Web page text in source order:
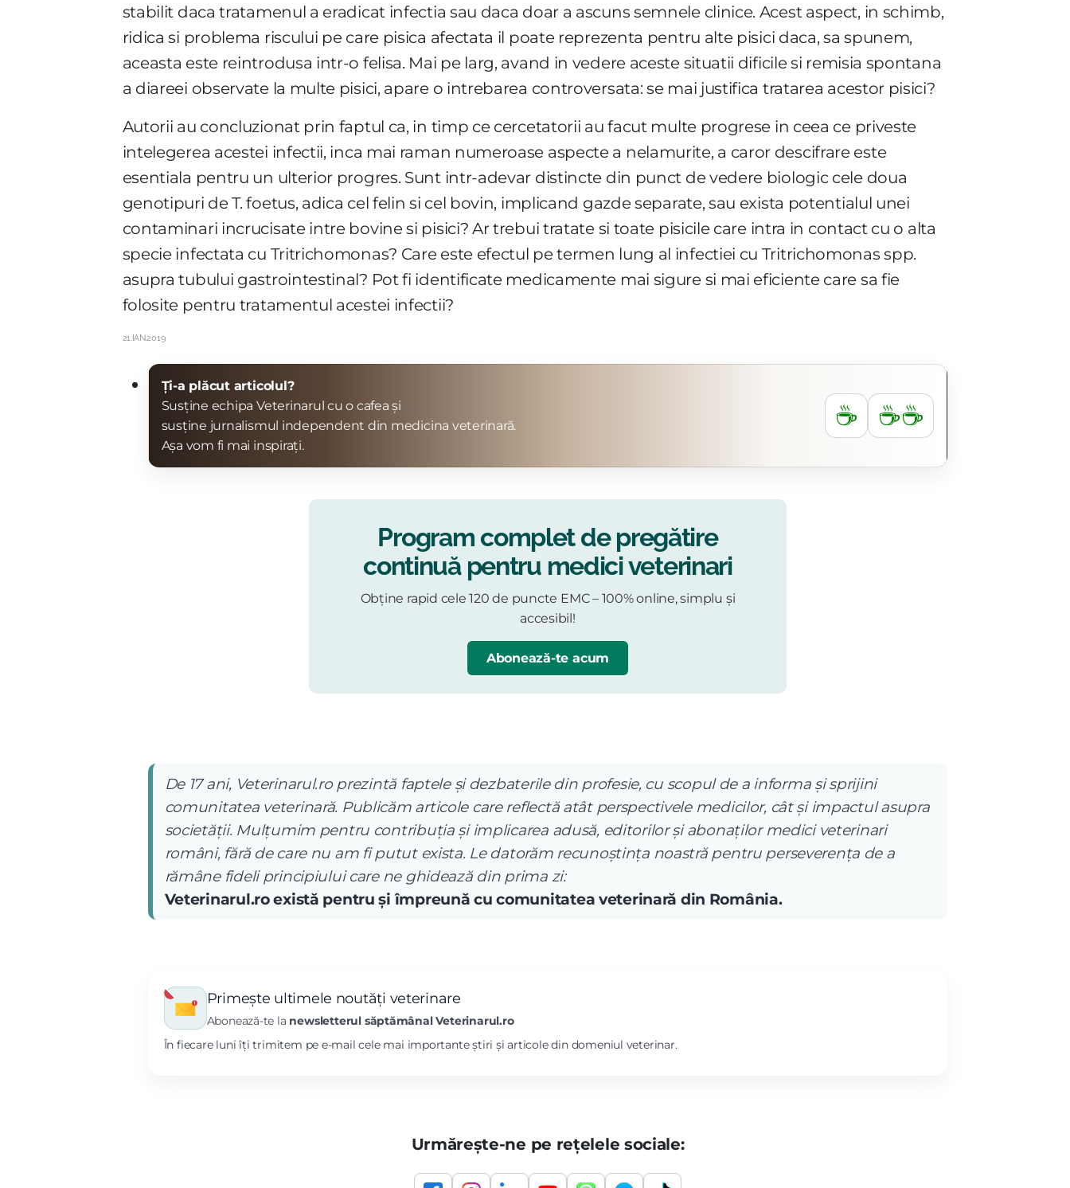
stabilit daca tratamenul a eradicat infectia sau daca doar a ascuns semnele clinice. Acest aspect, in schimb,
ridica si problema riscului pe care pisica afectata il poate reprezenta pentru alte pisici daca, sa spunem,
aceasta este reintrodusa intr-o felisa. Mai pe larg, avand in vedere aceste situatii dificile si remisia spontana
a diareei observate la multe pisici, apare o intrebarea controversata: se mai justifica tratarea acestor pisici?
Autorii au concluzionat prin faptul ca, in timp ce cercetatorii au facut multe progrese in ceea ce priveste
intelegerea acestei infectii, inca mai raman numeroase aspecte a nelamurite, a caror descifrare este
esentiala pentru un ulterior progres. Sunt intr-adevar distincte din punct de vedere biologic cele doua
genotipuri de T. foetus, adica cel felin si cel bovin, implicand gazde separate, sau exista potentialul unei
contaminari incrucisate intre bovine si pisici? Ar trebui tratate si toate pisicile care intra in contact cu o alta
specie infectata cu Tritrichomonas? Care este efectul pe termen lung al infectiei cu Tritrichomonas spp.
asupra tubului gastrointestinal? Pot fi identificate medicamente mai sigure si mai eficiente care sa fie
folosite pentru tratamentul acestei infectii?
21.IAN.2019
Ți-a plăcut articolul?
Susține echipa Veterinarul cu o cafea și
susține jurnalismul independent din medicina veterinară.
Așa vom fi mai inspirați.
☕ ☕☕
Program complet de pregătire
continuă pentru medici veterinari
Obține rapid cele 120 de puncte EMC – 100% online, simplu și
accesibil!
Abonează-te acum
De 17 ani, Veterinarul.ro prezintă faptele și dezbaterile din profesie, cu scopul de a informa și sprijini
comunitatea veterinară. Publicăm articole care reflectă atât perspectivele medicilor, cât și impactul asupra
societății. Mulțumim pentru contribuția și implicarea adusă, editorilor și abonaților medici veterinari
români, fără de care nu am fi putut exista. Le datorăm recunoștința noastră pentru perseverența de a
rămâne fideli principiului care ne ghidează din prima zi:
Veterinarul.ro există pentru și împreună cu comunitatea veterinară din România.
Primește ultimele noutăți veterinare
Abonează-te la newsletterul săptămânal Veterinarul.ro
În fiecare luni îți trimitem pe e-mail cele mai importante știri și articole din domeniul veterinar.
Urmărește-ne pe rețelele sociale: